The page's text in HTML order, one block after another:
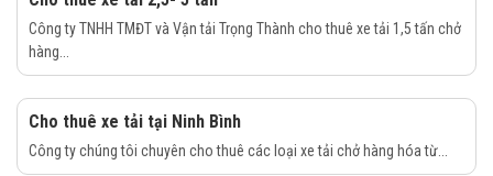
Công ty TNHH TMĐT và Vận tải Trọng Thành cho thuê xe tải 1,5 tấn chở
hàng...
Cho thuê xe tải tại Ninh Bình
Công ty chúng tôi chuyên cho thuê các loại xe tải chở hàng hóa từ...